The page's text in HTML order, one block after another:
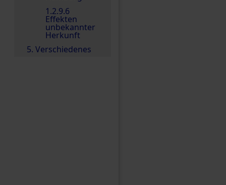
1.2.9.6
Effekten
unbekannter
Herkunft
5. Verschiedenes